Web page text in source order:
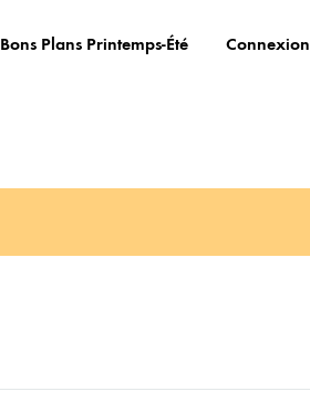
Bons Plans Printemps-Été Connexion